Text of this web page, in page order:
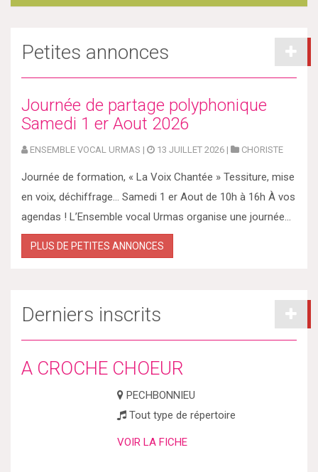
Petites annonces
Journée de partage polyphonique
Samedi 1 er Aout 2026
ENSEMBLE VOCAL URMAS | 13 JUILLET 2026 | CHORISTE
Journée de formation, « La Voix Chantée » Tessiture, mise
en voix, déchiffrage… Samedi 1 er Aout de 10h à 16h À vos
agendas ! L’Ensemble vocal Urmas organise une journée...
PLUS DE PETITES ANNONCES
Derniers inscrits
A CROCHE CHOEUR
PECHBONNIEU
Tout type de répertoire
VOIR LA FICHE